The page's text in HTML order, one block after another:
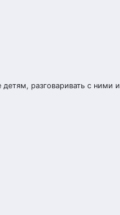
разговаривать с ними и